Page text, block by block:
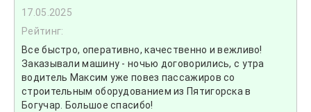
17.05.2025
Рейтинг:
Все быстро, оперативно, качественно и вежливо!
Заказывали машину - ночью договорились, с утра
водитель Максим уже повез пассажиров со
строительным оборудованием из Пятигорска в
Богучар. Большое спасибо!